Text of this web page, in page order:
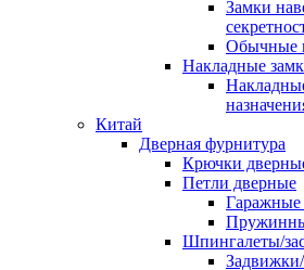
Замки
Обычные
Накладные
Китай
Дверная фурнитура
Крючки
Петли дверные
Гаражные
Шпингалеты/